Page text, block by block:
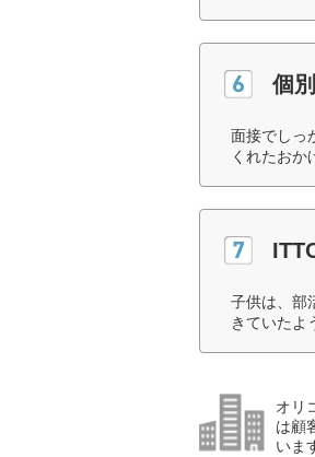
個
面接でしっ
くれたおか
子供は、部
きていたよ
オリ
は顧
いま